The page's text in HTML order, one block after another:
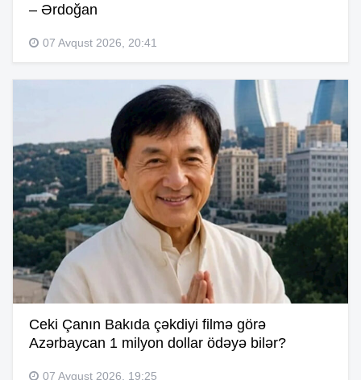
– Ərdoğan
07 Avqust 2026, 20:41
Ceki Çanın Bakıda çəkdiyi filmə görə
Azərbaycan 1 milyon dollar ödəyə bilər?
07 Avqust 2026, 19:25